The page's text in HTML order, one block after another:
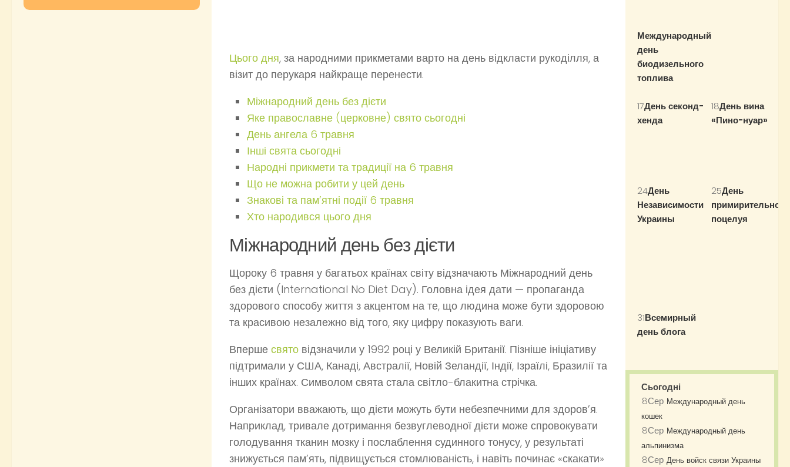
Цього дня, за народними прикметами варто на день відкласти рукоділля, а
візит до перукаря найкраще перенести.
Міжнародний день без дієти
Яке православне (церковне) свято сьогодні
День ангела 6 травня
Інші свята сьогодні
Народні прикмети та традиції на 6 травня
Що не можна робити у цей день
Знакові та пам’ятні події 6 травня
Хто народився цього дня
Міжнародний день без дієти
Щороку 6 травня у багатьох країнах світу відзначають Міжнародний день
без дієти (International No Diet Day). Головна ідея дати — пропаганда
здорового способу життя з акцентом на те, що людина може бути здоровою
та красивою незалежно від того, яку цифру показують ваги.
Вперше свято відзначили у 1992 році у Великій Британії. Пізніше ініціативу
підтримали у США, Канаді, Австралії, Новій Зеландії, Індії, Ізраїлі, Бразилії та
інших країнах. Символом свята стала світло-блакитна стрічка.
Організатори вважають, що дієти можуть бути небезпечними для здоров’я.
Наприклад, тривале дотримання безвуглеводної дієти може спровокувати
голодування тканин мозку і послаблення судинного тонусу, у результаті
знижується пам’ять, підвищується стомлюваність, і навіть починає «скакати»
Международный
день
биодизельного
топливаall day
17День секонд-
хендаall day
18День вина
«Пино-нуар»
24День
Независимости
Украины
25День
примирительного
поцелуя
31Всемирный
день блогаall
Сьогодні
8Сер Международный день
кошек
8Сер Международный день
альпинизма
8Сер День войск связи Украины